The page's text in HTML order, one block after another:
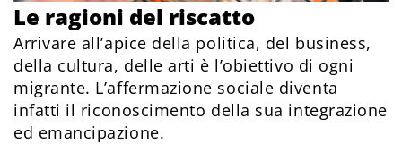
Le ragioni del riscatto
Arrivare all’apice della politica, del business,
della cultura, delle arti è l’obiettivo di ogni
migrante. L’affermazione sociale diventa
infatti il riconoscimento della sua integrazione
ed emancipazione.